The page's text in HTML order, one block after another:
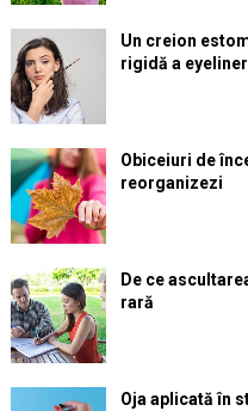
Un creion
rigidă a
Obiceiuri de
reorganizezi
De ce
rară
Oja aplicată în